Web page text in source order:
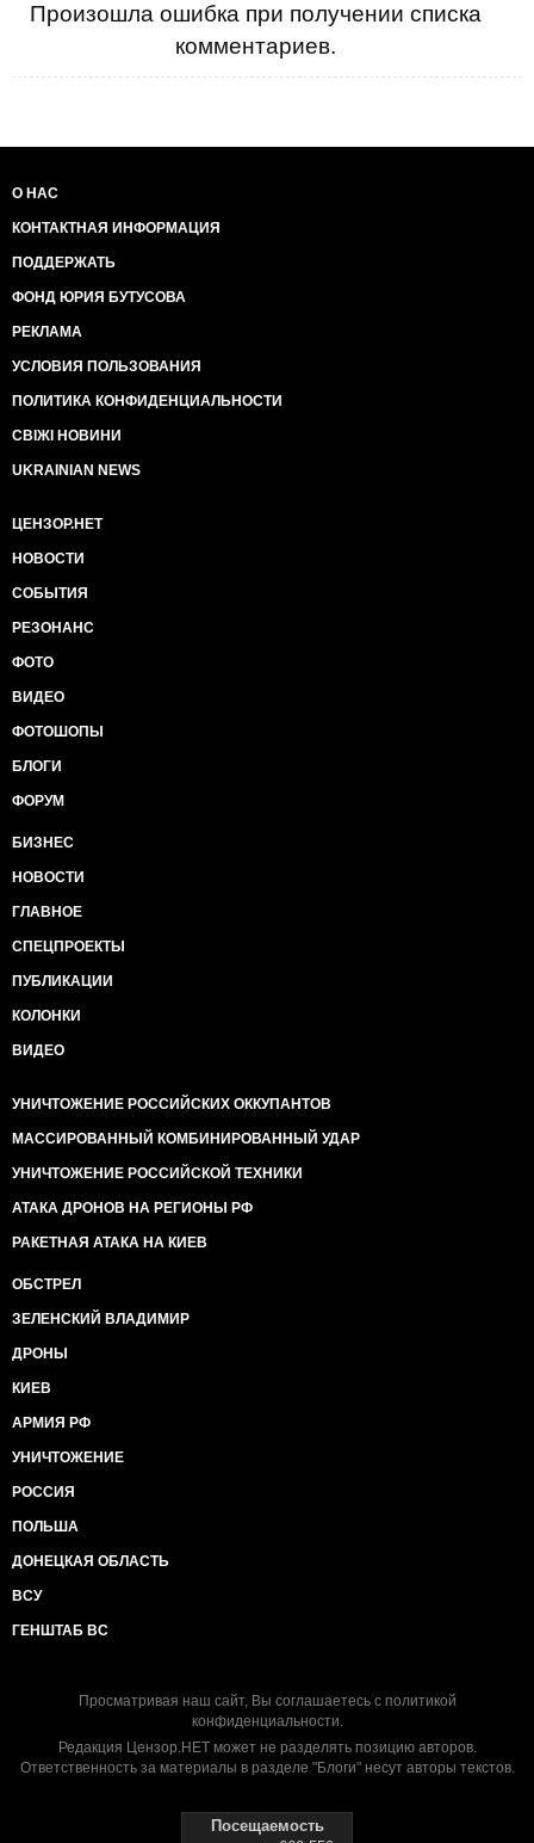
Произошла ошибка при получении списка
комментариев.
О НАС
КОНТАКТНАЯ ИНФОРМАЦИЯ
ПОДДЕРЖАТЬ
ФОНД ЮРИЯ БУТУСОВА
РЕКЛАМА
УСЛОВИЯ ПОЛЬЗОВАНИЯ
ПОЛИТИКА КОНФИДЕНЦИАЛЬНОСТИ
СВІЖІ НОВИНИ
UKRAINIAN NEWS
ЦЕНЗОР.НЕТ
НОВОСТИ
СОБЫТИЯ
РЕЗОНАНС
ФОТО
ВИДЕО
ФОТОШОПЫ
БЛОГИ
ФОРУМ
БИЗНЕС
НОВОСТИ
ГЛАВНОЕ
СПЕЦПРОЕКТЫ
ПУБЛИКАЦИИ
КОЛОНКИ
ВИДЕО
УНИЧТОЖЕНИЕ РОССИЙСКИХ ОККУПАНТОВ
МАССИРОВАННЫЙ КОМБИНИРОВАННЫЙ УДАР
УНИЧТОЖЕНИЕ РОССИЙСКОЙ ТЕХНИКИ
АТАКА ДРОНОВ НА РЕГИОНЫ РФ
РАКЕТНАЯ АТАКА НА КИЕВ
ОБСТРЕЛ
ЗЕЛЕНСКИЙ ВЛАДИМИР
ДРОНЫ
КИЕВ
АРМИЯ РФ
УНИЧТОЖЕНИЕ
РОССИЯ
ПОЛЬША
ДОНЕЦКАЯ ОБЛАСТЬ
ВСУ
ГЕНШТАБ ВС
Просматривая наш сайт, Вы соглашаетесь с политикой
конфиденциальности.
Редакция Цензор.НЕТ может не разделять позицию авторов.
Ответственность за материалы в разделе "Блоги" несут авторы текстов.
Посещаемость